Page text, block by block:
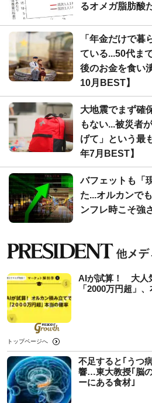
るオメガ脂肪酸
「年金だけで暮
ている...50代ま
後のお金を食い
10月BEST】
大地震でまず確
もない...被災者
げて」という最
年7月BEST】
バフェットも「
た...オルカンで
ンフレ時こそ強
AIが試算！ 大人
「2000万円超」
トップページへ
不足すると｢うつ
響…東大教授｢脳
ーにある食材｣